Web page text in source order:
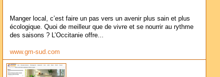
Manger local, c’est faire un pas vers un avenir plus sain et plus
écologique. Quoi de meilleur que de vivre et se nourrir au rythme
des saisons ? L’Occitanie offre...
www.gm-sud.com